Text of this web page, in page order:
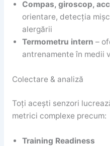
Compas, giroscop,
orientare, detecția
alergării
Termometru intern –
antrenamente în medii
Colectare & analiză
Toți acești senzori
metrici complexe precum:
Training Readiness